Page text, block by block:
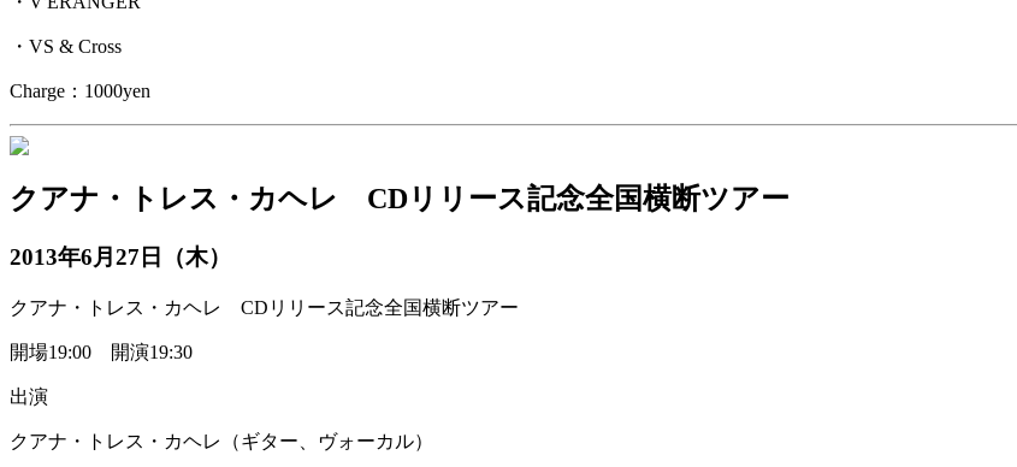
・VS & Cross
Charge：1000yen
クアナ・トレス・カヘレ CDリリース記念全国横断ツアー
2013年6月27日（木）
クアナ・トレス・カヘレ CDリリース記念全国横断ツアー
開場19:00 開演19:30
出演
クアナ・トレス・カヘレ（ギター、ヴォーカル）